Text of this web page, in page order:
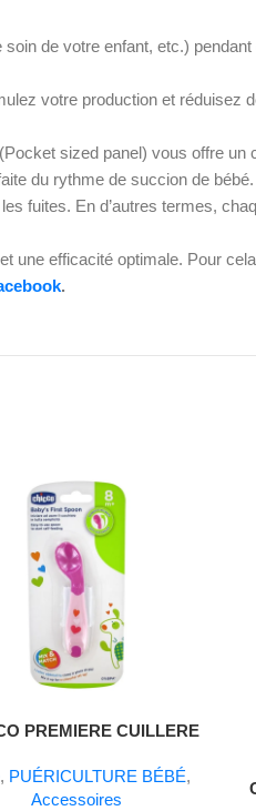
de votre enfant, etc.)
votre production et réduisez
sized panel) vous offre
du rythme de succion de bébé.
fuites. En d’autres termes,
une efficacité optimale. Pour
.
PREMIERE CUILLERE
, PUÉRICULTURE BÉBÉ,
Accessoires